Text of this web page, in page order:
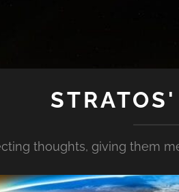
thoughts, giving them